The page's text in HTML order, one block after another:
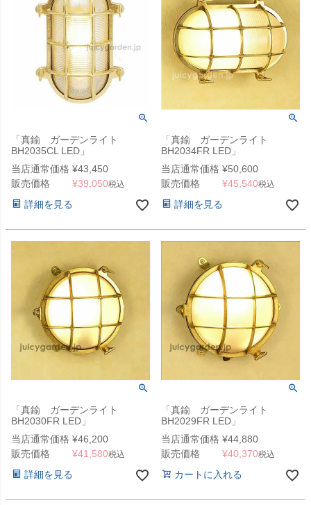
「真鍮 ガーデンライト
BH2035CL LED」
当店通常価格 ¥43,450
販売価格
¥39,050税込
詳細を見る
「真鍮 ガーデンライト
BH2034FR LED」
当店通常価格 ¥50,600
販売価格
¥45,540税込
詳細を見る
「真鍮 ガーデンライト
BH2030FR LED」
当店通常価格 ¥46,200
販売価格
¥41,580税込
詳細を見る
「真鍮 ガーデンライト
BH2029FR LED」
当店通常価格 ¥44,880
販売価格
¥40,370税込
カートに入れる